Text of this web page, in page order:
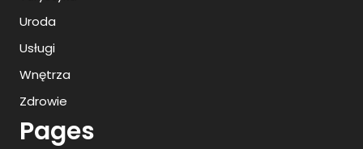
Uroda
Usługi
Wnętrza
Zdrowie
Pages